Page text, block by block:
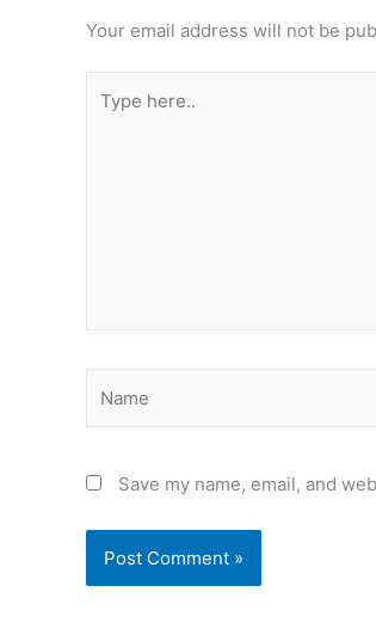
Your email address will not be
here..
Save my name, email, and